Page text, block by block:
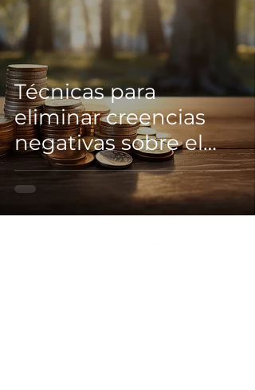
Técnicas para
eliminar creencias
negativas sobre el
dinero